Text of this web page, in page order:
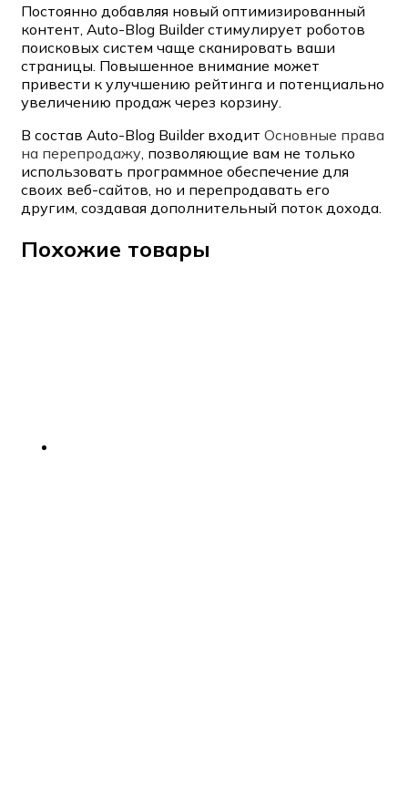
Постоянно добавляя новый оптимизированный
контент, Auto-Blog Builder стимулирует роботов
поисковых систем чаще сканировать ваши
страницы. Повышенное внимание может
привести к улучшению рейтинга и потенциально
увеличению продаж через корзину.
В состав Auto-Blog Builder входит Основные права
на перепродажу , позволяющие вам не только
использовать программное обеспечение для
своих веб-сайтов, но и перепродавать его
другим, создавая дополнительный поток дохода.
Похожие товары